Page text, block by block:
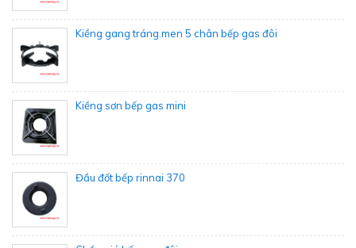
Kiềng gang tráng.men 5 chân bếp gas đôi
Kiềng sơn bếp gas mini
Đầu đốt bếp rinnai 370